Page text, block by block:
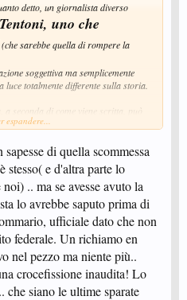
detto, un giornalista diverso
Tentoni, uno che
(che sarebbe quella di rompere la
soggettiva ma semplicemente
totalmente differente sulla storia.
seconda di come viene scritta, può
opposte.
informarlo.
espandere...
di quella scommessa
stesso( e d'altra parte lo
.. ma se avesse avuto la
lo avrebbe saputo prima di
ufficiale dato che non
federale. Un richiamo en
nel pezzo ma niente più..
crocefissione inaudita! Lo
che siano le ultime sparate